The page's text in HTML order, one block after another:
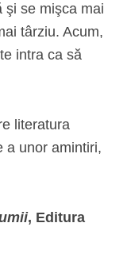
şi se mişca mai
târziu. Acum,
intra ca să
literatura
a unor amintiri,
, Editura